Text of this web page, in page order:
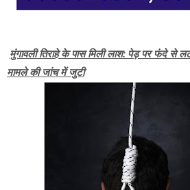
मुंगावली तिराहे के पास मिली लाश: पेड़ पर फंदे से
मामले की जांच में जुटी